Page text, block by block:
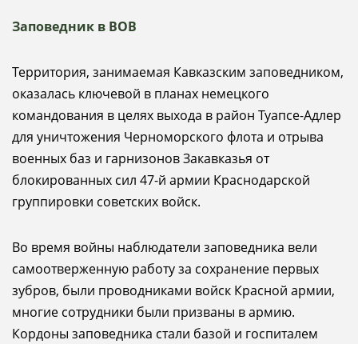
Заповедник в ВОВ
Территория, занимаемая Кавказским заповедником,
оказалась ключевой в планах немецкого
командования в целях выхода в район Туапсе-Адлер
для уничтожения Черноморского флота и отрыва
военных баз и гарнизонов Закавказья от
блокированных сил 47-й армии Краснодарской
группировки советских войск.
Во время войны наблюдатели заповедника вели
самоотверженную работу за сохранение первых
зубров, были проводниками войск Красной армии,
многие сотрудники были призваны в армию.
Кордоны заповедника стали базой и госпиталем